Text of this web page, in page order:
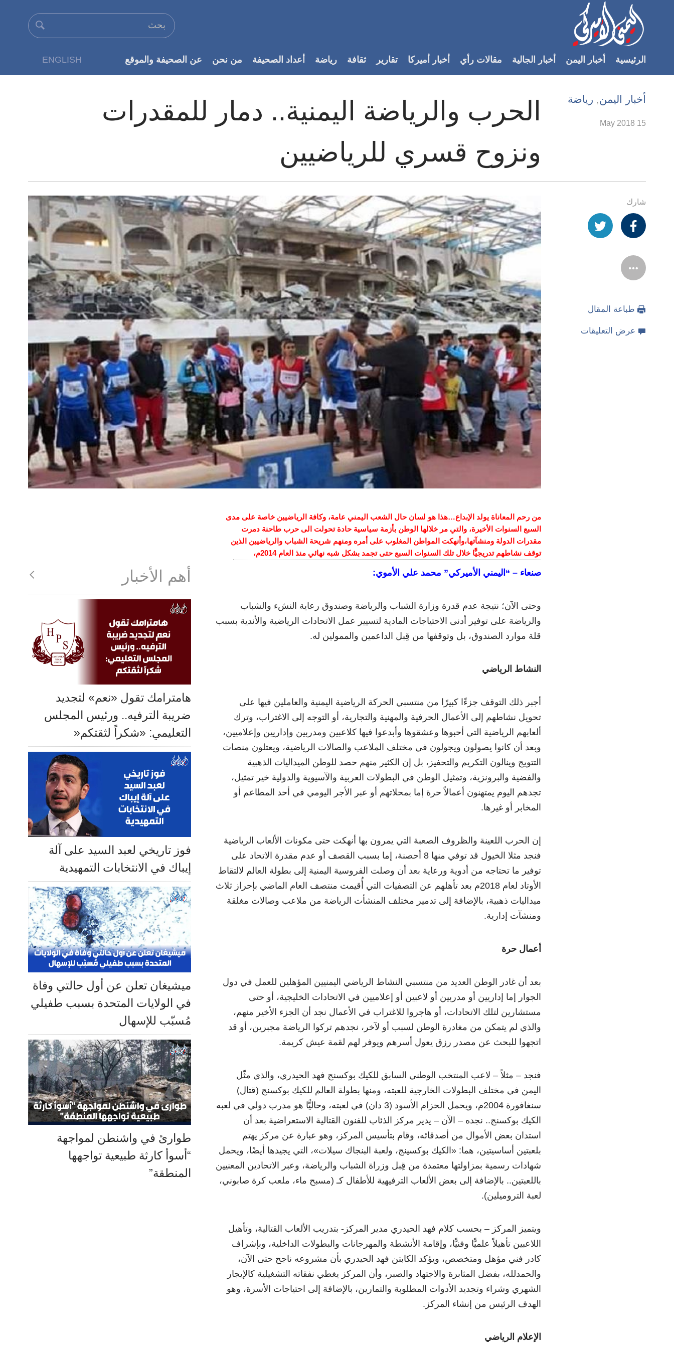
Accessibility
الرئيسي
الأقسام
الرئيسية
ENGLISH الرئيسية أخبار اليمن أخبار الجالية مقالات رأي أخبار أميركا تقارير ثقافة رياضة أعداد الصحيفة من نحن عن الصحيفة والموقع
أخبار اليمن, رياضة
الحرب والرياضة اليمنية.. دمار للمقدرات
ونزوح قسري للرياضيين
15 May 2018
شارك
طباعة المقال
عرض التعليقات
من رحم المعاناة يولد الإبداع…هذا هو لسان حال الشعب اليمني عامة، وكافة الرياضيين خاصة على مدى
السبع السنوات الأخيرة، والتي مر خلالها الوطن بأزمة سياسية حادة تحولت الى حرب طاحنة دمرت
مقدرات الدولة ومنشآتها،وأنهكت المواطن المغلوب على أمره ومنهم شريحة الشباب والرياضيين الذين
توقف نشاطهم تدريجيًّا خلال تلك السنوات السبع حتى تجمد بشكل شبه نهائي منذ العام 2014م،
صنعاء – “اليمني الأميركي” محمد علي الأموي:
وحتى الآن؛ نتيجة عدم قدرة وزارة الشباب والرياضة وصندوق رعاية النشء والشباب
والرياضة على توفير أدنى الاحتياجات المادية لتسيير عمل الاتحادات الرياضية والأندية بسبب
قلة موارد الصندوق، بل وتوقفها من قِبل الداعمين والممولين له.
النشاط الرياضي
أجبر ذلك التوقف جزءًا كبيرًا من منتسبي الحركة الرياضية اليمنية والعاملين فيها على
تحويل نشاطهم إلى الأعمال الحرفية والمهنية والتجارية، أو التوجه إلى الاغتراب، وترك
ألعابهم الرياضية التي أحبوها وعشقوها وأبدعوا فيها كلاعبين ومدربين وإداريين وإعلاميين،
وبعد أن كانوا يصولون ويجولون في مختلف الملاعب والصالات الرياضية، ويعتلون منصات
التتويج وينالون التكريم والتحفيز، بل إن الكثير منهم حصد للوطن الميداليات الذهبية
والفضية والبرونزية، وتمثيل الوطن في البطولات العربية والآسيوية والدولية خير تمثيل،
تجدهم اليوم يمتهنون أعمالاً حرة إما بمحلاتهم أو عبر الأجر اليومي في أحد المطاعم أو
المخابر أو غيرها.
إن الحرب اللعينة والظروف الصعبة التي يمرون بها أنهكت حتى مكونات الألعاب الرياضية
فنجد مثلا الخيول قد توفي منها 8 أحصنة، إما بسبب القصف أو عدم مقدرة الاتحاد على
توفير ما تحتاجه من أدوية ورعاية بعد أن وصلت الفروسية اليمنية إلى بطولة العالم لالتقاط
الأوتاد لعام 2018م بعد تأهلهم عن التصفيات التي أُقيمت منتصف العام الماضي بإحراز ثلاث
ميداليات ذهبية، بالإضافة إلى تدمير مختلف المنشأت الرياضة من ملاعب وصالات مغلقة
ومنشآت إدارية.
أعمال حرة
بعد أن غادر الوطن العديد من منتسبي النشاط الرياضي اليمنيين المؤهلين للعمل في دول
الجوار إما إداريين أو مدربين أو لاعبين أو إعلاميين في الاتحادات الخليجية، أو حتى
مستشارين لتلك الاتحادات، أو هاجروا للاغتراب في الأعمال نجد أن الجزء الأخير منهم،
والذي لم يتمكن من مغادرة الوطن لسبب أو لآخر، نجدهم تركوا الرياضة مجبرين، أو قد
اتجهوا للبحث عن مصدر رزق يعول أسرهم ويوفر لهم لقمة عيش كريمة.
فنجد – مثلاً – لاعب المنتخب الوطني السابق للكيك بوكسنج فهد الحيدري، والذي مثّل
اليمن في مختلف البطولات الخارجية للعبته، ومنها بطولة العالم للكيك بوكسنج (قتال)
سنغافورة 2004م، ويحمل الحزام الأسود (3 دان) في لعبته، وحاليًّا هو مدرب دولي في لعبه
الكيك بوكسنج.. نجده – الآن – يدير مركز الذئاب للفنون القتالية الاستعراضية بعد أن
استدان بعض الأموال من أصدقائه، وقام بتأسيس المركز، وهو عبارة عن مركز يهتم
بلعبتين أساسيتين، هما: «الكيك بوكسينج، ولعبة البنجاك سيلات»، التي يجيدها أيضًا، ويحمل
شهادات رسمية بمزاولتها معتمدة من قِبل وزراة الشباب والرياضة، وعبر الاتحادين المعنيين
باللعبتين.. بالإضافة إلى بعض الألعاب الترفيهية للأطفال كـ (مسبح ماء، ملعب كرة صابوني،
لعبة التروميلين).
ويتميز المركز – بحسب كلام فهد الحيدري مدير المركز- بتدريب الألعاب القتالية، وتأهيل
اللاعبين تأهيلاً علميًّا وفنيًّا، وإقامة الأنشطة والمهرجانات والبطولات الداخلية، وبإشراف
كادر فني مؤهل ومتخصص، ويؤكد الكابتن فهد الحيدري بأن مشروعه ناجح حتى الآن،
والحمدلله، بفضل المثابرة والاجتهاد والصبر، وأن المركز يغطي نفقاته التشغيلية كالإيجار
الشهري وشراء وتجديد الأدوات المطلوبة والتمارين، بالإضافة إلى احتياجات الأسرة، وهو
الهدف الرئيس من إنشاء المركز.
الإعلام الرياضي
أهم الأخبار
هامترامك تقول «نعم» لتجديد
ضريبة الترفيه.. ورئيس المجلس
التعليمي: «شكراً لثقتكم«
فوز تاريخي لعبد السيد على آلة
إيباك في الانتخابات التمهيدية
ميشيغان تعلن عن أول حالتي وفاة
في الولايات المتحدة بسبب طفيلي
مُسبّب للإسهال
طوارئ في واشنطن لمواجهة
“أسوأ كارثة طبيعية تواجهها
المنطقة”